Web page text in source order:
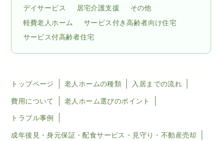
デイサービス
居宅介護支援
その他
軽費老人ホーム
サービス付き高齢者向け住宅
サービス付高齢者住宅
トップページ 老人ホームの種類 入居までの流れ
費用について 老人ホーム選びのポイント
トラブル事例
成年後見・身元保証・配食サービス・見守り・不動産売却